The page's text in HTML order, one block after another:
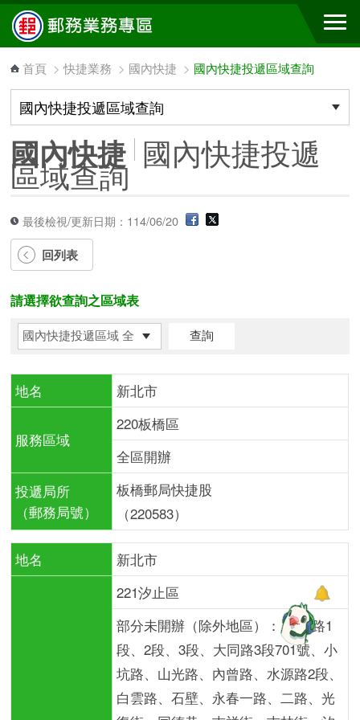
跳到主要內容區塊
首頁 >快捷業務 > 國內快捷 > 國內快捷投遞區域查詢
國內快捷 國內快捷投遞
區域查詢
最後檢視/更新日期：114/06/20
回列表
請選擇欲查詢之區域表
地名 新北市
服務區域
220板橋區
全區開辦
投遞局所
（郵務局號）
板橋郵局快捷股
（220583）
地名
新北市
221汐止區
部分未開辦（除外地區）： 八連路1
段、2段、3段、大同路3段701號、小
坑路、山光路、內曾路、水源路2段、
白雲路、石壁、永春一路、二路、光